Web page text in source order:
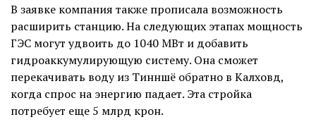
В заявке компания также прописала возможность
расширить станцию. На следующих этапах мощность
ГЭС могут удвоить до 1040 МВт и добавить
гидроаккумулирующую систему. Она сможет
перекачивать воду из Тинншё обратно в Калховд,
когда спрос на энергию падает. Эта стройка
потребует еще 5 млрд крон.